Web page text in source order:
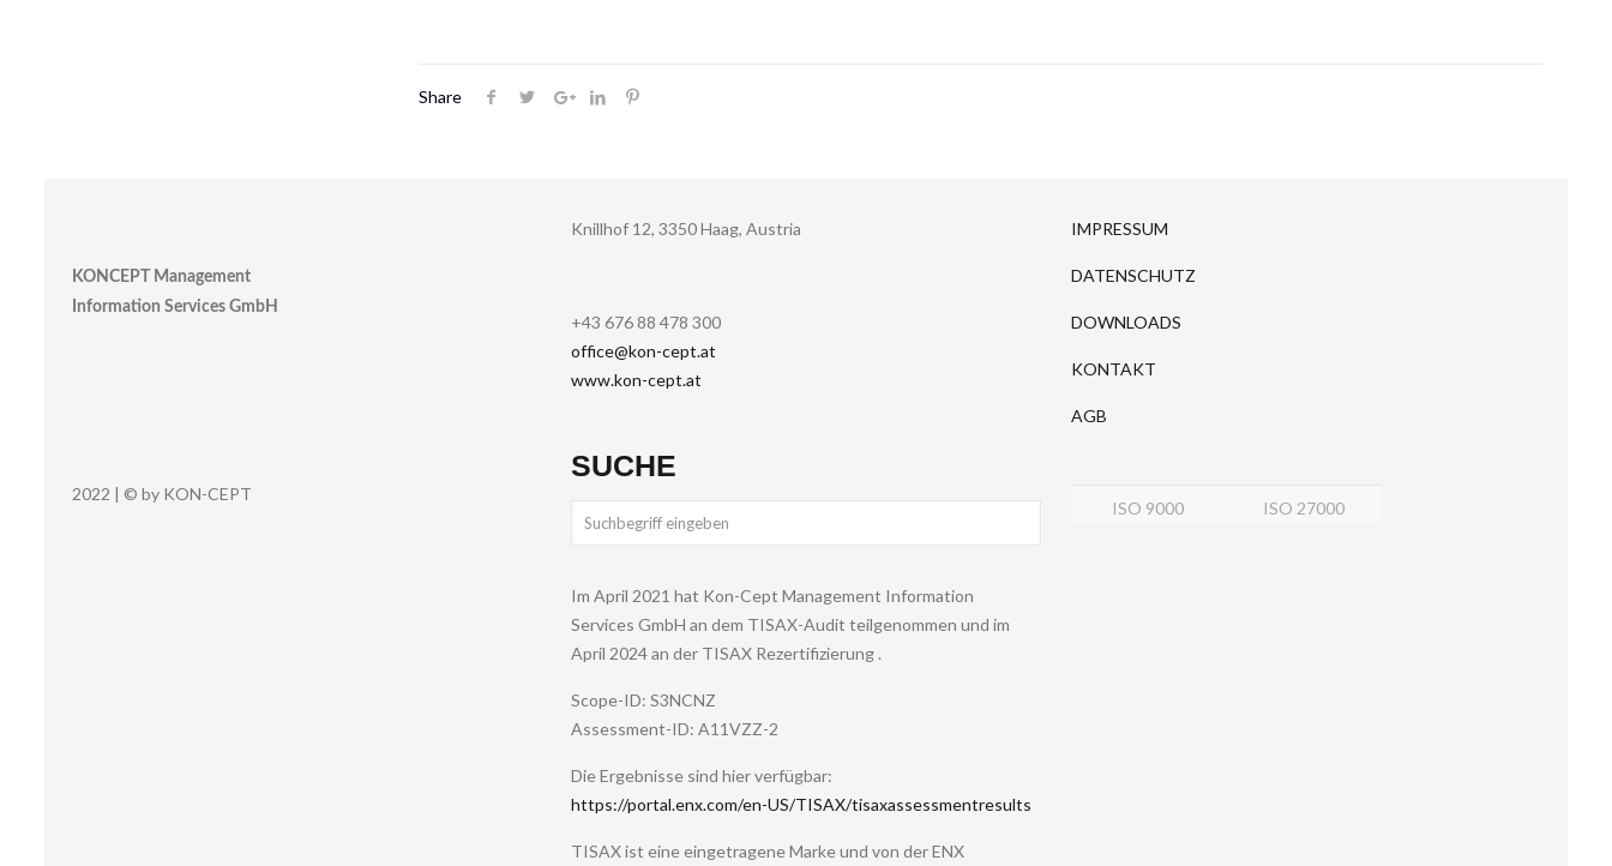
Share
KONCEPT Management
Information Services GmbH
2022 | © by KON-CEPT
Knillhof 12, 3350 Haag, Austria
+43 676 88 478 300
office@kon-cept.at
www.kon-cept.at
SUCHE
Im April 2021 hat Kon-Cept Management Information
Services GmbH an dem TISAX-Audit teilgenommen und im
April 2024 an der TISAX Rezertifizierung .
Scope-ID: S3NCNZ
Assessment-ID: A11VZZ-2
Die Ergebnisse sind hier verfügbar:
https://portal.enx.com/en-US/TISAX/tisaxassessmentresults
TISAX ist eine eingetragene Marke und von der ENX
IMPRESSUM
DATENSCHUTZ
DOWNLOADS
KONTAKT
AGB
ISO 9000 ISO 27000